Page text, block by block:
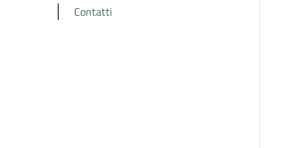
Contatti